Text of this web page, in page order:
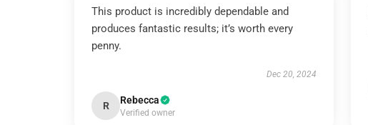
This product is incredibly dependable and
produces fantastic results; it’s worth every
penny.
Dec 20, 2024
R Rebecca
Verified owner